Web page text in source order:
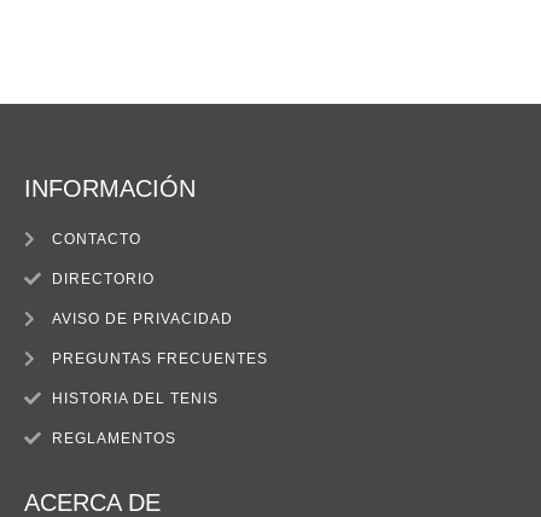
INFORMACIÓN
CONTACTO
DIRECTORIO
AVISO DE PRIVACIDAD
PREGUNTAS FRECUENTES
HISTORIA DEL TENIS
REGLAMENTOS
ACERCA DE